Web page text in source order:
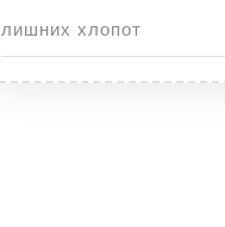
лишних хлопот